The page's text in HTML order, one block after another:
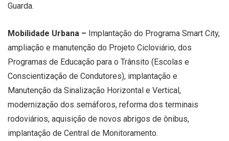
Guarda.
Mobilidade Urbana – Implantação do Programa Smart City,
ampliação e manutenção do Projeto Cicloviário, dos
Programas de Educação para o Trânsito (Escolas e
Conscientização de Condutores), implantação e
Manutenção da Sinalização Horizontal e Vertical,
modernização dos semáforos, reforma dos terminais
rodoviários, aquisição de novos abrigos de ônibus,
implantação de Central de Monitoramento.